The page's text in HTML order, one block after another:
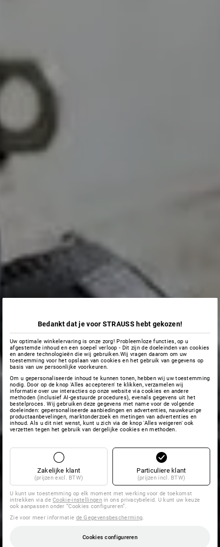
Bedankt dat je voor STRAUSS hebt gekozen!
Uw optimale winkelervaring is onze zorg! Probleemloze functies, op u
afgestemde inhoud en een soepel verloop - Dit zijn de doeleinden van cookies
en andere technologieën die wij gebruiken.Wij vragen daarom om uw
toestemming voor het opslaan van cookies en het gebruik van gegevens op
basis van uw persoonlijke voorkeuren.
Om u gepersonaliseerde inhoud te kunnen tonen, hebben wij uw toestemming
nodig. Door op de knop 'Alles accepteren' te klikken, verzamelen wij
informatie over uw interacties op onze website via cookies en andere
methoden (inclusief AI-gestuurde procedures), evenals gegevens uit het
bestelproces. Wij gebruiken deze gegevens met name voor de volgende
doeleinden: gepersonaliseerde aanbiedingen en advertenties, nauwkeurige
productaanbevelingen, marktonderzoek en metingen van advertenties en
inhoud. Als u dit niet wenst, kunt u zich via de knop 'Alles weigeren' ook
verzetten tegen het gebruik van dergelijke cookies en methoden.
Zakelijke klant
(prijzen excl. BTW)
Particuliere klant
(prijzen incl. BTW)
U kunt uw toestemming op elk moment met werking voor de toekomst
intrekken via deCookie-instellingenin ons privacybeleid. U kunt uw keuze
ook aanpassen onder “Cookies configureren”.
Zie voor meer informatie de Gegevensbescherming.
Cookies configureren